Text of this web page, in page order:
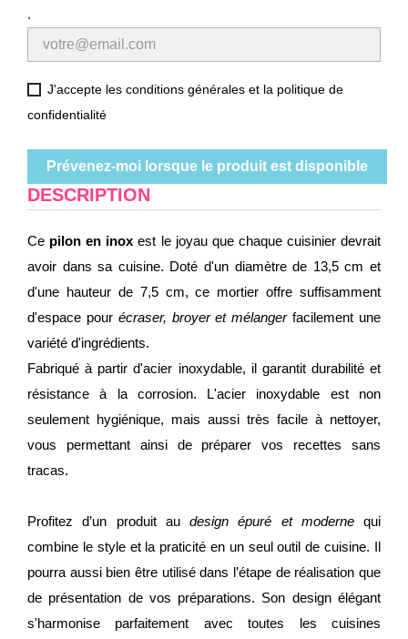
.
J'accepte les conditions générales et la politique de
confidentialité
Prévenez-moi lorsque le produit est disponible
DESCRIPTION
Ce pilon en inox est le joyau que chaque cuisinier devrait
avoir dans sa cuisine. Doté d'un diamètre de 13,5 cm et
d'une hauteur de 7,5 cm, ce mortier offre suffisamment
d'espace pour écraser, broyer et mélangerfacilement une
variété d'ingrédients.
Fabriqué à partir d'acier inoxydable, il garantit durabilité et
résistance à la corrosion. L'acier inoxydable est non
seulement hygiénique, mais aussi très facile à nettoyer,
vous permettant ainsi de préparer vos recettes sans
tracas.
Profitez d’un produit au design épuré et modernequi
combine le style et la praticité en un seul outil de cuisine. Il
pourra aussi bien être utilisé dans l’étape de réalisation que
de présentation de vos préparations. Son design élégant
s'harmonise parfaitement avec toutes les cuisines